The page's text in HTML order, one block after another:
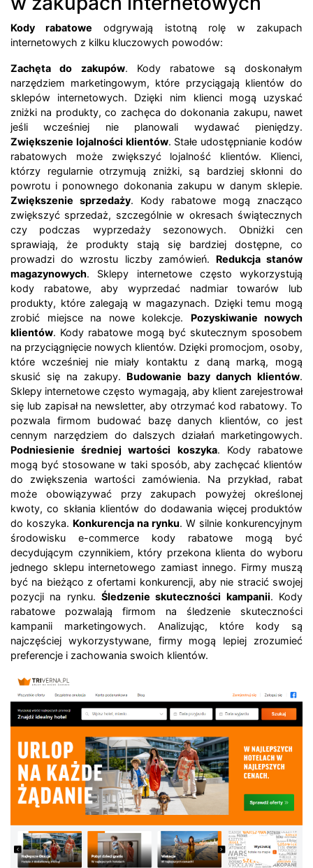
Kody rabatowe odgrywają istotną rolę w zakupach
internetowych z kilku kluczowych powodów:
Zachęta do zakupów. Kody rabatowe są doskonałym
narzędziem marketingowym, które przyciągają klientów do
sklepów internetowych. Dzięki nim klienci mogą uzyskać
zniżki na produkty, co zachęca do dokonania zakupu, nawet
jeśli wcześniej nie planowali wydawać pieniędzy.
Zwiększenie lojalności klientów. Stałe udostępnianie kodów
rabatowych może zwiększyć lojalność klientów. Klienci,
którzy regularnie otrzymują zniżki, są bardziej skłonni do
powrotu i ponownego dokonania zakupu w danym sklepie.
Zwiększenie sprzedaży. Kody rabatowe mogą znacząco
zwiększyć sprzedaż, szczególnie w okresach świątecznych
czy podczas wyprzedaży sezonowych. Obniżki cen
sprawiają, że produkty stają się bardziej dostępne, co
prowadzi do wzrostu liczby zamówień. Redukcja stanów
magazynowych. Sklepy internetowe często wykorzystują
kody rabatowe, aby wyprzedać nadmiar towarów lub
produkty, które zalegają w magazynach. Dzięki temu mogą
zrobić miejsce na nowe kolekcje. Pozyskiwanie nowych
klientów. Kody rabatowe mogą być skutecznym sposobem
na przyciągnięcie nowych klientów. Dzięki promocjom, osoby,
które wcześniej nie miały kontaktu z daną marką, mogą
skusić się na zakupy. Budowanie bazy danych klientów.
Sklepy internetowe często wymagają, aby klient zarejestrował
się lub zapisał na newsletter, aby otrzymać kod rabatowy. To
pozwala firmom budować bazę danych klientów, co jest
cennym narzędziem do dalszych działań marketingowych.
Podniesienie średniej wartości koszyka. Kody rabatowe
mogą być stosowane w taki sposób, aby zachęcać klientów
do zwiększenia wartości zamówienia. Na przykład, rabat
może obowiązywać przy zakupach powyżej określonej
kwoty, co skłania klientów do dodawania więcej produktów
do koszyka. Konkurencja na rynku. W silnie konkurencyjnym
środowisku e-commerce kody rabatowe mogą być
decydującym czynnikiem, który przekona klienta do wyboru
jednego sklepu internetowego zamiast innego. Firmy muszą
być na bieżąco z ofertami konkurencji, aby nie stracić swojej
pozycji na rynku. Śledzenie skuteczności kampanii. Kody
rabatowe pozwalają firmom na śledzenie skuteczności
kampanii marketingowych. Analizując, które kody są
najczęściej wykorzystywane, firmy mogą lepiej zrozumieć
preferencje i zachowania swoich klientów.